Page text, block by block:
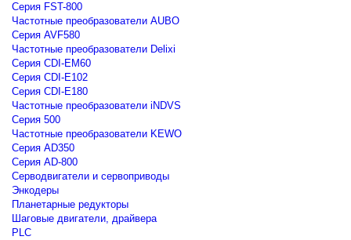
Серия FST-800
Частотные преобразователи AUBO
Серия AVF580
Частотные преобразователи Delixi
Серия CDI-EM60
Серия CDI-E102
Серия CDI-E180
Частотные преобразователи iNDVS
Серия 500
Частотные преобразователи KEWO
Серия AD350
Серия AD-800
Серводвигатели и сервоприводы
Энкодеры
Планетарные редукторы
Шаговые двигатели, драйвера
PLC